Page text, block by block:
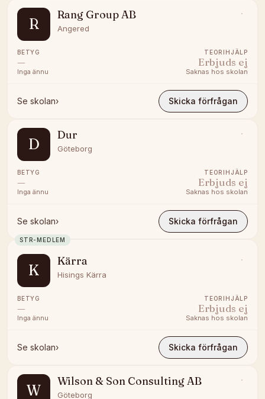
R
Rang Group AB
Angered
BETYG
—
Inga ännu
TEORIHJÄLP
Erbjuds ej
Saknas hos skolan
Se skolan› Skicka förfrågan
D
Dur
Göteborg
BETYG
—
Inga ännu
TEORIHJÄLP
Erbjuds ej
Saknas hos skolan
Se skolan› Skicka förfrågan
STR-MEDLEM
K
Kärra
Hisings Kärra
BETYG
—
Inga ännu
TEORIHJÄLP
Erbjuds ej
Saknas hos skolan
Se skolan› Skicka förfrågan
W
Wilson & Son Consulting AB
Göteborg